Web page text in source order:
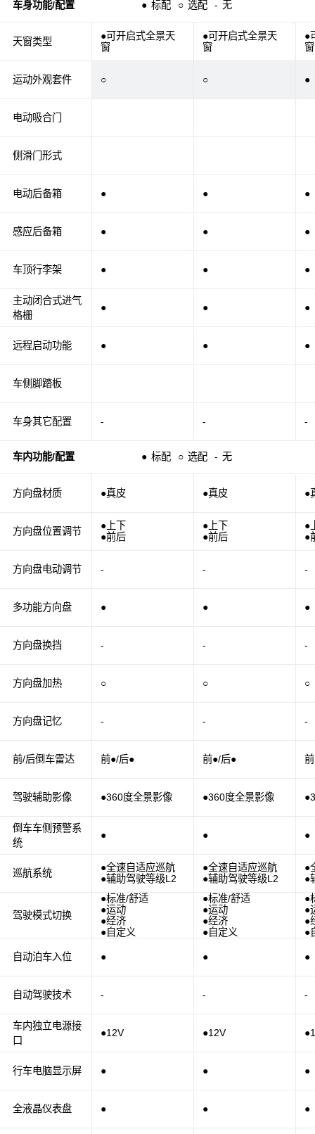
车身功能/配置 ● 标配 ○ 选配 - 无
天窗类型
运动外观套件
电动吸合门
侧滑门形式
电动后备箱
感应后备箱
车顶行李架
主动闭合式进气
格栅
远程启动功能
车侧脚踏板
车身其它配置
车内功能/配置 ● 标配 ○ 选配 - 无
方向盘材质
方向盘位置调节
方向盘电动调节
多功能方向盘
方向盘换挡
方向盘加热
方向盘记忆
前/后倒车雷达
驾驶辅助影像
倒车车侧预警系
统
巡航系统
驾驶模式切换
自动泊车入位
自动驾驶技术
车内独立电源接
口
行车电脑显示屏
全液晶仪表盘
●可开启式全景天
窗
●可开启式全景天
窗
●
窗
○ ○ ●
● ● ●
● ● ●
● ● ●
● ● ●
● ● ●
- - -
●真皮 ●真皮 ●
●上下
●前后
●上下
●前后
●
●
- - -
● ● ●
- - -
○ ○ ○
- - -
前●/后● 前●/后●
●360度全景影像 ●360度全景影像
● ● ●
●全速自适应巡航
●辅助驾驶等级L2
●全速自适应巡航
●辅助驾驶等级L2
●
●
●标准/舒适
●运动
●经济
●自定义
●标准/舒适
●运动
●经济
●自定义
●
●
●
●
● ● ●
- - -
●12V ●12V
● ● ●
● ● ●